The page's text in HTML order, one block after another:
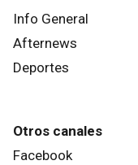
Info General
Afternews
Deportes
Otros canales
Facebook